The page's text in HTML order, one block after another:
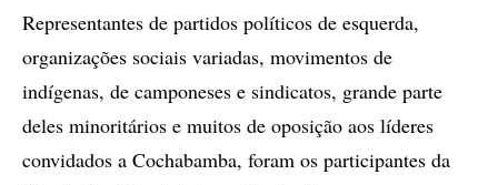
Representantes de partidos políticos de esquerda,
organizações sociais variadas, movimentos de
indígenas, de camponeses e sindicatos, grande parte
deles minoritários e muitos de oposição aos líderes
convidados a Cochabamba, foram os participantes da